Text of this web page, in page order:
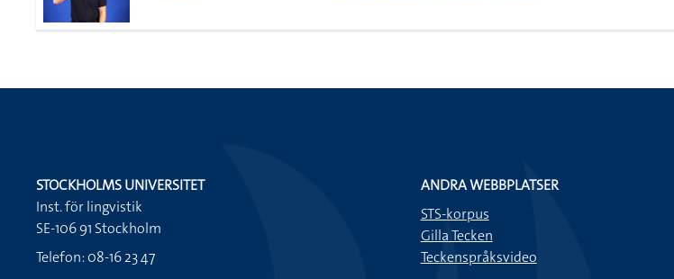
STOCKHOLMS UNIVERSITET
Inst. för lingvistik
SE-106 91 Stockholm
Telefon: 08-16 23 47
ANDRA WEBBPLATSER
STS-korpus
Gilla Tecken
Teckenspråksvideo